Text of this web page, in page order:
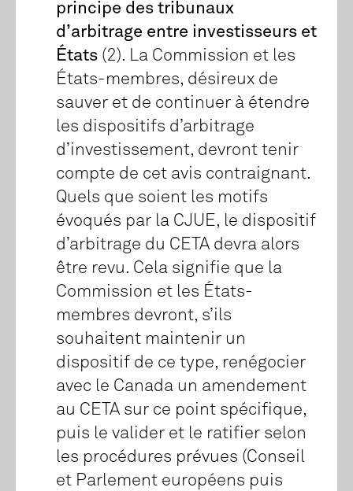
principe des tribunaux
d’arbitrage entre investisseurs et
États(2). La Commission et les
États-membres, désireux de
sauver et de continuer à étendre
les dispositifs d’arbitrage
d’investissement, devront tenir
compte de cet avis contraignant.
Quels que soient les motifs
évoqués par la CJUE, le dispositif
d’arbitrage du CETA devra alors
être revu. Cela signifie que la
Commission et les États-
membres devront, s’ils
souhaitent maintenir un
dispositif de ce type, renégocier
avec le Canada un amendement
au CETA sur ce point spécifique,
puis le valider et le ratifier selon
les procédures prévues (Conseil
et Parlement européens puis